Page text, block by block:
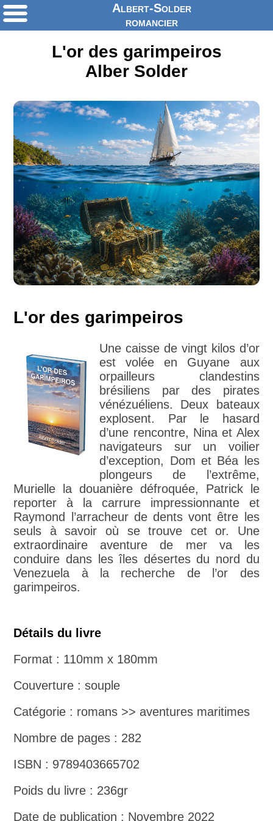
Albert-Solder
romancier
L'or des garimpeiros
Alber Solder
L'or des garimpeiros
Une caisse de vingt kilos d’or
est volée en Guyane aux
orpailleurs clandestins
brésiliens par des pirates
vénézuéliens. Deux bateaux
explosent. Par le hasard
d’une rencontre, Nina et Alex
navigateurs sur un voilier
d’exception, Dom et Béa les
plongeurs de l’extrême,
Murielle la douanière défroquée, Patrick le
reporter à la carrure impressionnante et
Raymond l’arracheur de dents vont être les
seuls à savoir où se trouve cet or. Une
extraordinaire aventure de mer va les
conduire dans les îles désertes du nord du
Venezuela à la recherche de l’or des
garimpeiros.
Détails du livre
Format : 110mm x 180mm
Couverture : souple
Catégorie : romans >> aventures maritimes
Nombre de pages : 282
ISBN : 9789403665702
Poids du livre : 236gr
Date de publication : Novembre 2022